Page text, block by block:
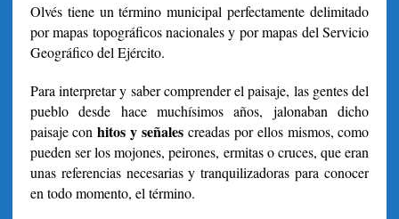
Olvés tiene un término municipal perfectamente delimitado
por mapas topográficos nacionales y por mapas del Servicio
Geográfico del Ejército.
Para interpretar y saber comprender el paisaje, las gentes del
pueblo desde hace muchísimos años, jalonaban dicho
paisaje conhitos y señales creadas por ellos mismos, como
pueden ser los mojones, peirones, ermitas o cruces, que eran
unas referencias necesarias y tranquilizadoras para conocer
en todo momento, el término.